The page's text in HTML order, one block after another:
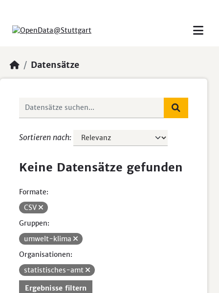
Datensätze
Sortieren nach
Keine Datensätze gefunden
Formate:
CSV
Gruppen:
umwelt-klima
Organisationen:
statistisches-amt
Ergebnisse filtern